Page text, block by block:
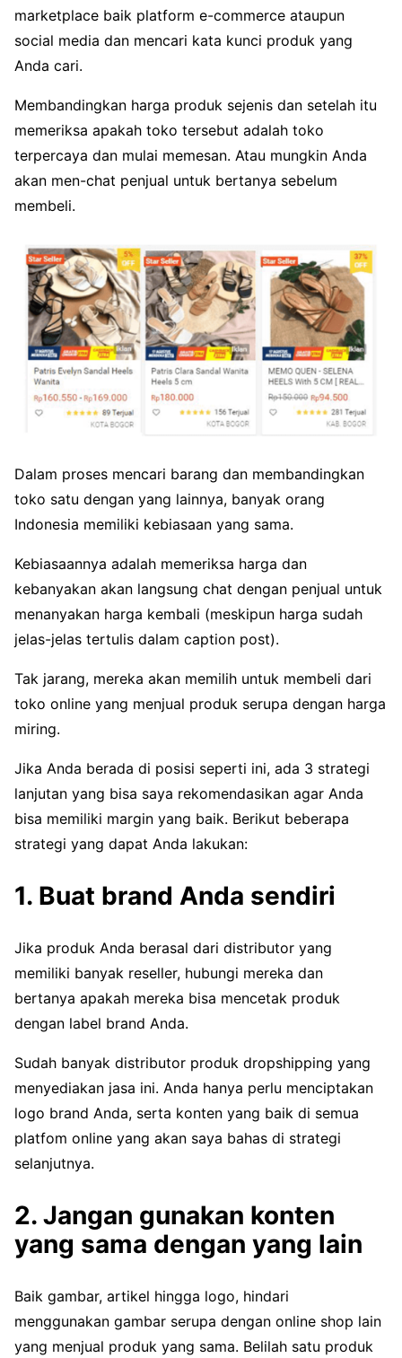
marketplace baik platform e-commerce ataupun
social media dan mencari kata kunci produk yang
Anda cari.
Membandingkan harga produk sejenis dan setelah itu
memeriksa apakah toko tersebut adalah toko
terpercaya dan mulai memesan. Atau mungkin Anda
akan men-chat penjual untuk bertanya sebelum
membeli.
Dalam proses mencari barang dan membandingkan
toko satu dengan yang lainnya, banyak orang
Indonesia memiliki kebiasaan yang sama.
Kebiasaannya adalah memeriksa harga dan
kebanyakan akan langsung chat dengan penjual untuk
menanyakan harga kembali (meskipun harga sudah
jelas-jelas tertulis dalam caption post).
Tak jarang, mereka akan memilih untuk membeli dari
toko online yang menjual produk serupa dengan harga
miring.
Jika Anda berada di posisi seperti ini, ada 3 strategi
lanjutan yang bisa saya rekomendasikan agar Anda
bisa memiliki margin yang baik. Berikut beberapa
strategi yang dapat Anda lakukan:
1. Buat brand Anda sendiri
Jika produk Anda berasal dari distributor yang
memiliki banyak reseller, hubungi mereka dan
bertanya apakah mereka bisa mencetak produk
dengan label brand Anda.
Sudah banyak distributor produk dropshipping yang
menyediakan jasa ini. Anda hanya perlu menciptakan
logo brand Anda, serta konten yang baik di semua
platfom online yang akan saya bahas di strategi
selanjutnya.
2. Jangan gunakan konten
yang sama dengan yang lain
Baik gambar, artikel hingga logo, hindari
menggunakan gambar serupa dengan online shop lain
yang menjual produk yang sama. Belilah satu produk